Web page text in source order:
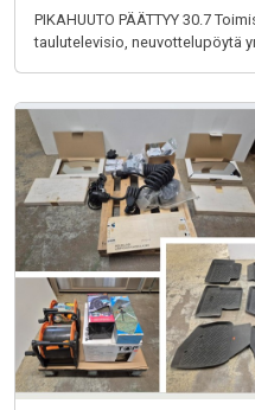
PIKAHUUTO PÄÄTTYY 30.7
taulutelevisio, neuvottelupöytä